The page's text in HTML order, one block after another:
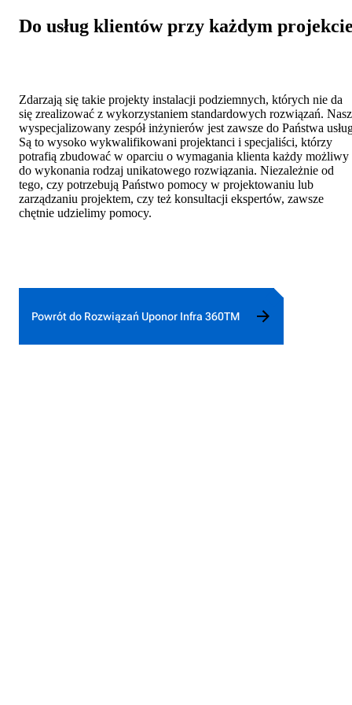
Do usług klientów przy każdym
Zdarzają się takie projekty instalacji podziemnych, których nie da
się zrealizować z wykorzystaniem standardowych rozwiązań. Nasz
wyspecjalizowany zespół inżynierów jest zawsze do Państwa
Są to wysoko wykwalifikowani projektanci i specjaliści, którzy
potrafią zbudować w oparciu o wymagania klienta każdy możliwy
do wykonania rodzaj unikatowego rozwiązania. Niezależnie od
tego, czy potrzebują Państwo pomocy w projektowaniu lub
zarządzaniu projektem, czy też konsultacji ekspertów, zawsze
chętnie udzielimy pomocy.
Powrót do Rozwiązań Uponor Infra 360TM